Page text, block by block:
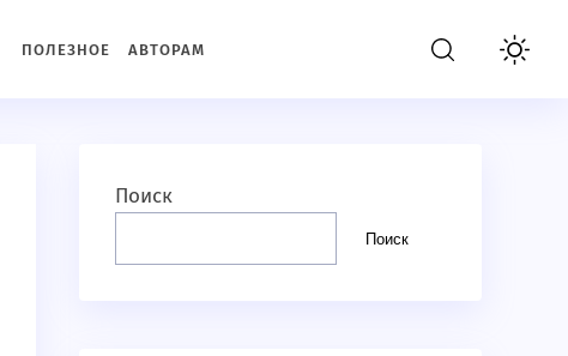
ПОЛЕЗНОЕ АВТОРАМ
Поиск
Поиск